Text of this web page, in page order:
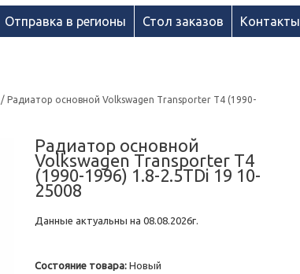
Отправка в регионы Стол заказов Контакты
/ Радиатор основной Volkswagen Transporter T4 (1990-
Радиатор основной
Volkswagen Transporter T4
(1990-1996) 1.8-2.5TDi 19 10-
25008
Данные актуальны на 08.08.2026г.
Состояние товара: Новый